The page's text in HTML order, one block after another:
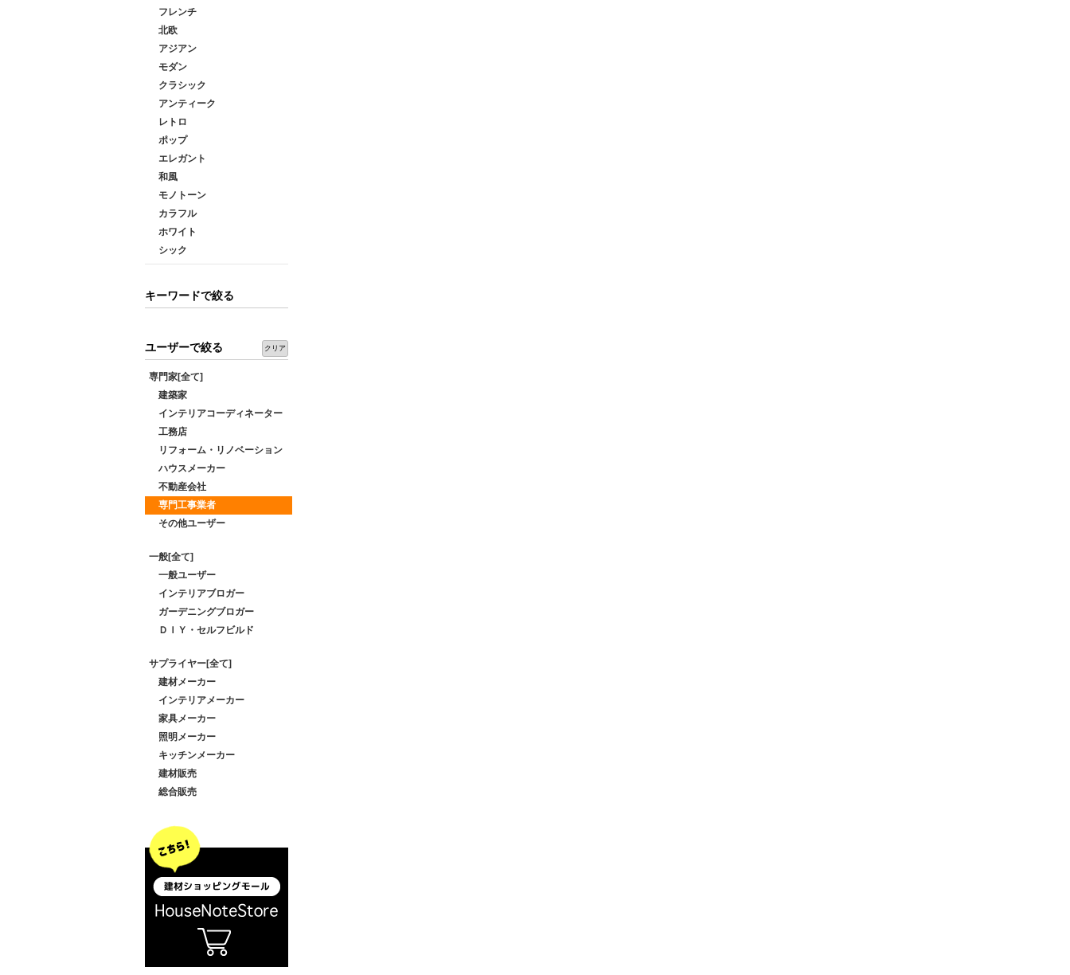
フレンチ
北欧
アジアン
モダン
クラシック
アンティーク
レトロ
ポップ
エレガント
和風
モノトーン
カラフル
ホワイト
シック
キーワードで絞る
ユーザーで絞る クリア
専門家[全て]
建築家
インテリアコーディネーター
工務店
リフォーム・リノベーション
ハウスメーカー
不動産会社
専門工事業者
その他ユーザー
一般[全て]
一般ユーザー
インテリアブロガー
ガーデニングブロガー
ＤＩＹ・セルフビルド
サプライヤー[全て]
建材メーカー
インテリアメーカー
家具メーカー
照明メーカー
キッチンメーカー
建材販売
総合販売